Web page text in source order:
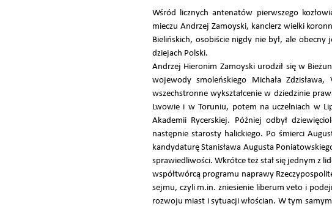
Wśród licznych antenatów pierwszego
mieczu Andrzej Zamoyski, kanclerz wielki
Bielińskich, osobiście nigdy nie był, ale
dziejach Polski.
Andrzej Hieronim Zamoyski urodził się w
wojewody smoleńskiego Michała
wszechstronne wykształcenie w dziedzinie
Lwowie i w Toruniu, potem na uczelniach w
Akademii Rycerskiej. Później odbył
następnie starosty halickiego. Po śmierci
kandydaturę Stanisława Augusta
sprawiedliwości. Wkrótce też stał się jednym z
współtwórcą programu naprawy
sejmu, czyli m.in. zniesienie liberum veto i
rozwoju miast i sytuacji włościan. W tym